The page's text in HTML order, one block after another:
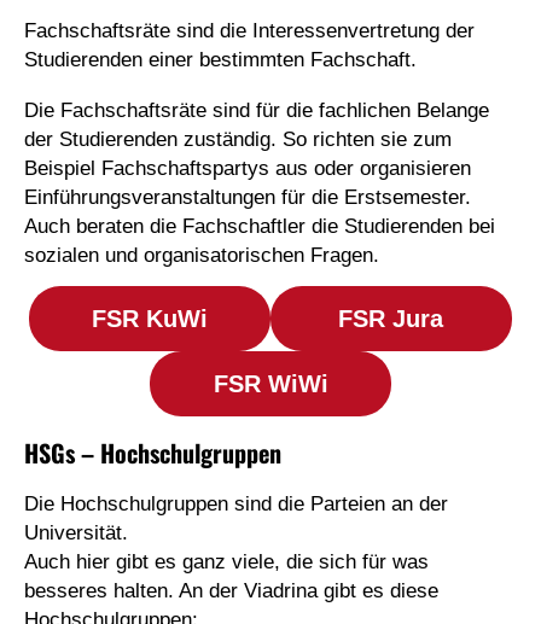
Fachschaftsräte sind die Interessenvertretung der
Studierenden einer bestimmten Fachschaft.
Die Fachschaftsräte sind für die fachlichen Belange
der Studierenden zuständig. So richten sie zum
Beispiel Fachschaftspartys aus oder organisieren
Einführungsveranstaltungen für die Erstsemester.
Auch beraten die Fachschaftler die Studierenden bei
sozialen und organisatorischen Fragen.
FSR KuWi FSR Jura
FSR WiWi
HSGs – Hochschulgruppen
Die Hochschulgruppen sind die Parteien an der
Universität.
Auch hier gibt es ganz viele, die sich für was
besseres halten. An der Viadrina gibt es diese